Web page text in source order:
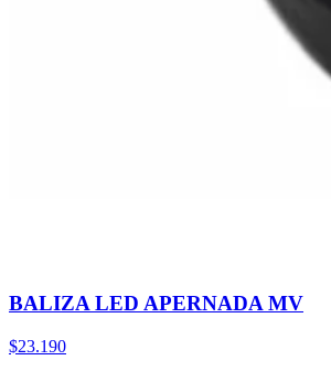
BALIZA LED APERNADA MV
$23.190